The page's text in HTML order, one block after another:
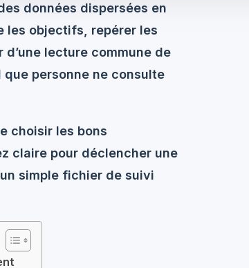
données dispersées en
les objectifs, repérer les
lecture commune de
personne ne consulte
choisir les bons
claire pour déclencher une
simple fichier de suivi